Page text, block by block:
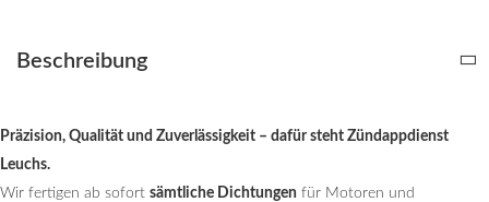
Beschreibung
Präzision, Qualität und Zuverlässigkeit – dafür steht Zündappdienst
Leuchs.
Wir fertigen ab sofort sämtliche Dichtungen für Motoren und